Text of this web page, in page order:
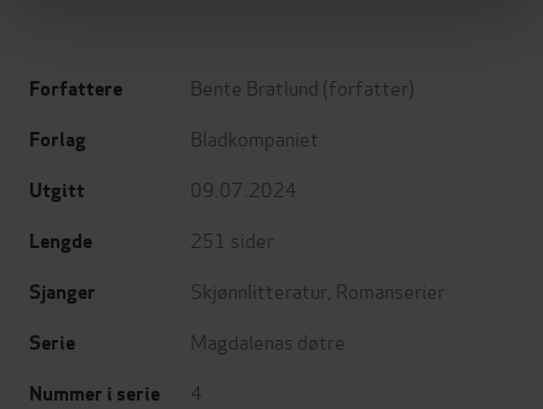
Forfattere Bente Bratlund (forfatter)
Forlag Bladkompaniet
Utgitt 09.07.2024
Lengde 251 sider
Sjanger Skjønnlitteratur Romanserier
Serie Magdalenas døtre
Nummer i serie 4